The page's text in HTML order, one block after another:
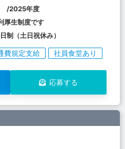
/2025年度
厚生制度です
制（土日祝休み）
費規定支給 社員食堂あり
応募する